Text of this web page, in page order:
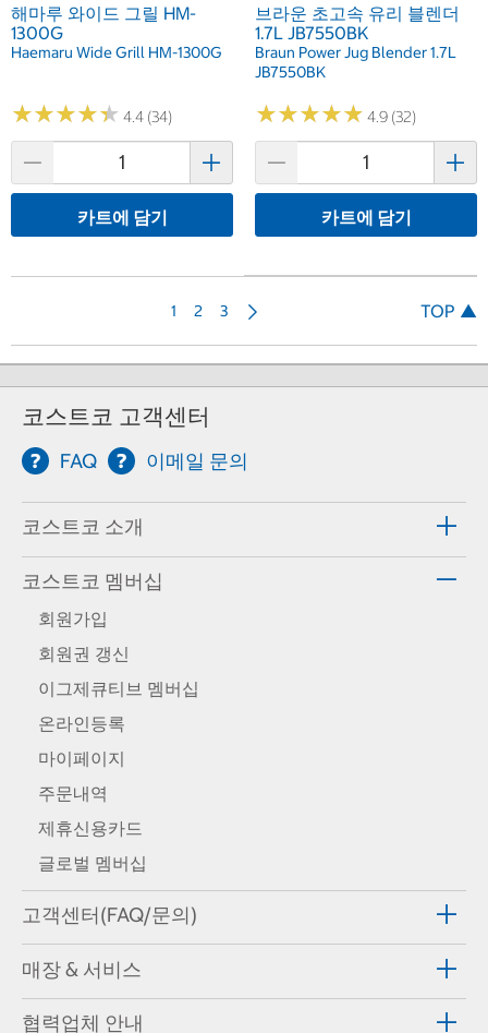
해마루 와이드 그릴 HM-
1300G
Haemaru Wide Grill HM-1300G
★★★★★
★★★★★ 4.4 (34)
카트에 담기
브라운 초고속 유리 블렌더
1.7L JB7550BK
Braun Power Jug Blender 1.7L
JB7550BK
★★★★★
★★★★★ 4.9 (32)
카트에 담기
1 2 3 TOP ▲
코스트코 고객센터
FAQ 이메일 문의
코스트코 소개
코스트코 멤버십
회원가입
회원권 갱신
이그제큐티브 멤버십
온라인등록
마이페이지
주문내역
제휴신용카드
글로벌 멤버십
고객센터(FAQ/문의)
매장 & 서비스
협력업체 안내